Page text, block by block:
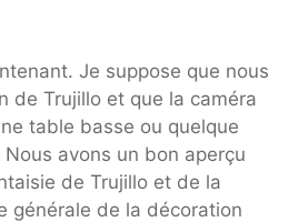
Je suppose que nous
de Trujillo et que la caméra
table basse ou quelque
avons un bon aperçu
de Trujillo et de la
générale de la décoration